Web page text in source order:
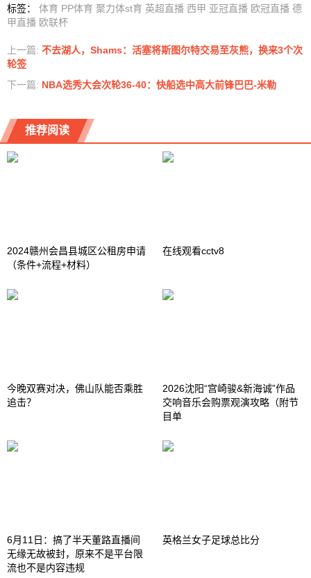
标签： 体育 PP体育 聚力体st育 英超直播 西甲 亚冠直播 欧冠直播 德
甲直播 欧联杯
上一篇: 不去湖人，Shams：活塞将斯图尔特交易至灰熊，换来3个次
轮签
下一篇: NBA选秀大会次轮36-40：快船选中高大前锋巴巴-米勒
推荐阅读
2024赣州会昌县城区公租房申请
（条件+流程+材料）
在线观看cctv8
今晚双赛对决，佛山队能否乘胜
追击？
2026沈阳“宫崎骏&新海诚”作品
交响音乐会购票观演攻略（附节
目单
6月11日：搞了半天董路直播间
无缘无故被封，原来不是平台限
流也不是内容违规
英格兰女子足球总比分